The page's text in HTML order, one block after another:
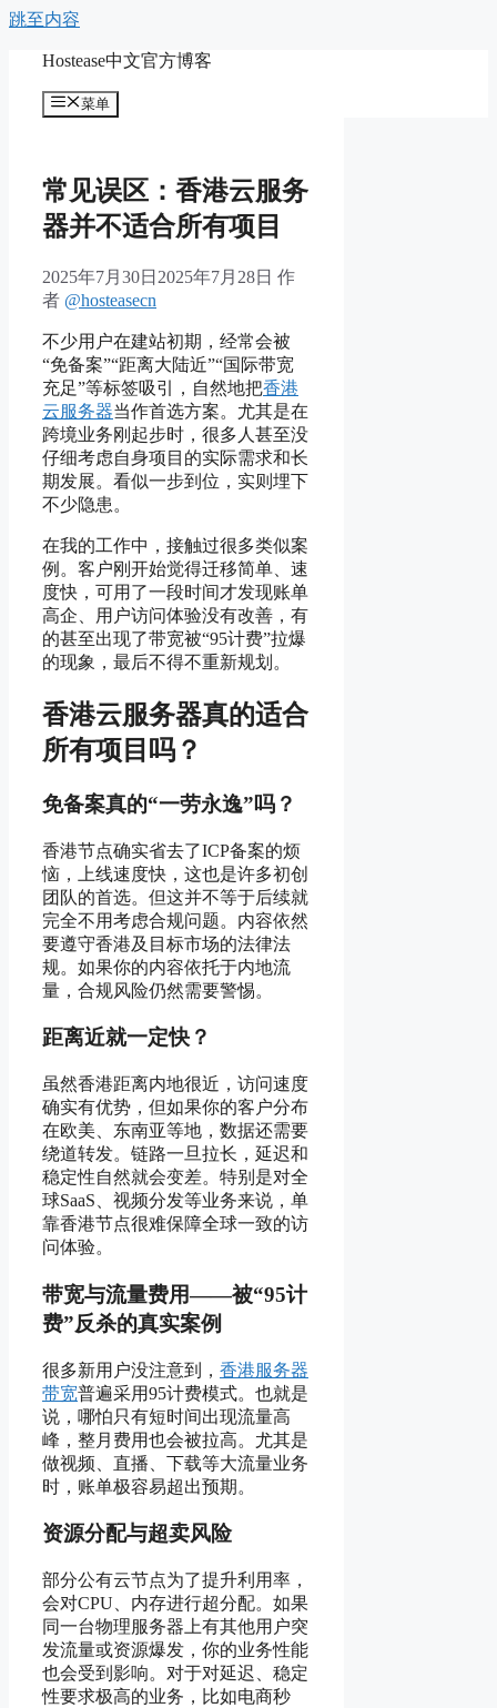
跳至内容
Hostease中文官方博客
菜单
常见误区：香港云服务
器并不适合所有项目
2025年7月30日 2025年7月28日 作
者 @hosteasecn
不少用户在建站初期，经常会被
“免备案”“距离大陆近”“国际带宽
充足”等标签吸引，自然地把香港
云服务器当作首选方案。尤其是在
跨境业务刚起步时，很多人甚至没
仔细考虑自身项目的实际需求和长
期发展。看似一步到位，实则埋下
不少隐患。
在我的工作中，接触过很多类似案
例。客户刚开始觉得迁移简单、速
度快，可用了一段时间才发现账单
高企、用户访问体验没有改善，有
的甚至出现了带宽被“95计费”拉爆
的现象，最后不得不重新规划。
香港云服务器真的适合
所有项目吗？
免备案真的“一劳永逸”吗？
香港节点确实省去了ICP备案的烦
恼，上线速度快，这也是许多初创
团队的首选。但这并不等于后续就
完全不用考虑合规问题。内容依然
要遵守香港及目标市场的法律法
规。如果你的内容依托于内地流
量，合规风险仍然需要警惕。
距离近就一定快？
虽然香港距离内地很近，访问速度
确实有优势，但如果你的客户分布
在欧美、东南亚等地，数据还需要
绕道转发。链路一旦拉长，延迟和
稳定性自然就会变差。特别是对全
球SaaS、视频分发等业务来说，单
靠香港节点很难保障全球一致的访
问体验。
带宽与流量费用——被“95计
费”反杀的真实案例
很多新用户没注意到， 香港服务器
带宽普遍采用95计费模式。也就是
说，哪怕只有短时间出现流量高
峰，整月费用也会被拉高。尤其是
做视频、直播、下载等大流量业务
时，账单极容易超出预期。
资源分配与超卖风险
部分公有云节点为了提升利用率，
会对CPU、内存进行超分配。如果
同一台物理服务器上有其他用户突
发流量或资源爆发，你的业务性能
也会受到影响。对于对延迟、稳定
性要求极高的业务，比如电商秒